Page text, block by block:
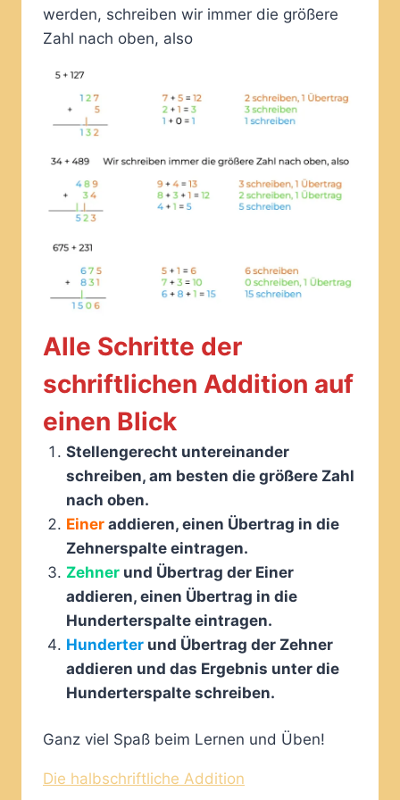
werden, schreiben wir immer die größere
Zahl nach oben, also
Alle Schritte der
schriftlichen Addition auf
einen Blick
Stellengerecht untereinander
schreiben, am besten die größere Zahl
nach oben.
Eineraddieren, einen Übertrag in die
Zehnerspalte eintragen.
Zehnerund Übertrag der Einer
addieren, einen Übertrag in die
Hunderterspalte eintragen.
Hunderterund Übertrag der Zehner
addieren und das Ergebnis unter die
Hunderterspalte schreiben.
Ganz viel Spaß beim Lernen und Üben!
Die halbschriftliche Addition